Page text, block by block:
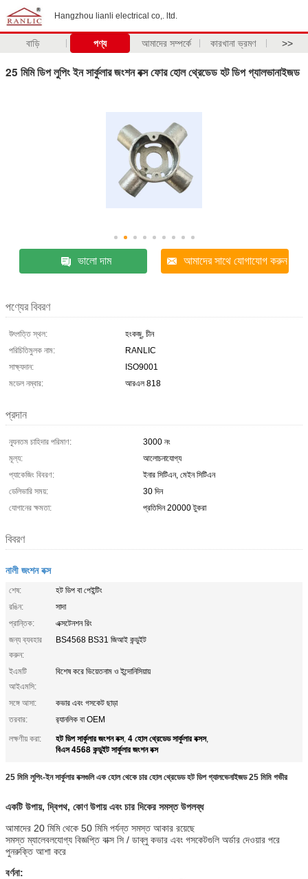
Hangzhou lianli electrical co,. ltd.
বাড়ি পণ্য আমাদের সম্পর্কে কারখানা ভ্রমণ >>
25 মিমি ডিপ লুপিং ইন সার্কুলার জংশন বক্স ফোর হোল থ্রেডেড হট ডিপ গ্যালভানাইজড
ভালো দাম আমাদের সাথে যোগাযোগ করুন
পণ্যের বিবরণ
উৎপত্তি স্থল:
হংকজু, চীন
পরিচিতিমুলক নাম:
RANLIC
সাক্ষ্যদান:
ISO9001
মডেল নম্বার:
আরএল 818
প্রদান
ন্যূনতম চাহিদার পরিমাণ:
3000 নং
মূল্য:
আলোচনাযোগ্য
প্যাকেজিং বিবরণ:
ইনার সিটিএন, মেইন সিটিএন
ডেলিভারি সময়:
30 দিন
যোগানের ক্ষমতা:
প্রতিদিন 20000 টুকরা
বিবরণ
নালী জংশন বক্স
শেষ:
হট ডিপ বা পেইন্টিং
রঙিন:
সাদা
প্রান্তিক:
এক্সটেনশন রিং
জন্য ব্যবহার
করুন:
BS4568 BS31 জিআই কন্ডুইট
ইএমটি
আইএমসি:
বিশেষ করে ভিয়েতনাম ও ইন্দোনিসিয়ায়
সঙ্গে আসা:
কভার এবং গসকেট ছাড়া
তরবার:
র‌্যানলিক বা OEM
লক্ষণীয় করা:
হট ডিপ সার্কুলার জংশন বক্স, 4 হোল থ্রেডেড সার্কুলার বক্সস,
বিএস 4568 কন্ডুইট সার্কুলার জংশন বক্স
25 মিমি লুপিং-ইন সার্কুলার বক্সগুলি এক হোল থেকে চার হোল থ্রেডেড হট ডিপ গ্যালভেনাইজড 25 মিমি গভীর
একটি উপায়, দ্বিপথ, কোণ উপায় এবং চার দিকের সমস্ত উপলব্ধ
আমাদের 20 মিমি থেকে 50 মিমি পর্যন্ত সমস্ত আকার রয়েছে
সমস্ত ম্যালেবলযোগ্য বিজ্ঞপ্তি বাক্স সি / ডাব্লু কভার এবং গসকেটগুলি অর্ডার দেওয়ার পরে
পুনরুক্তি আশা করে
বর্ণনা: